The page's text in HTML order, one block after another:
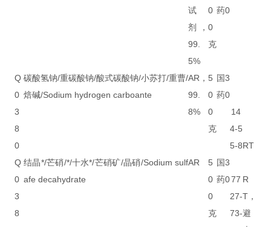
试
剂，
99.
5%
0
0
克
药0
Q
0
3
8
0
碳酸氢钠/重碳酸钠/酸式碳酸钠/小苏打/重曹/
焙碱/Sodium hydrogen carboante
AR，
99.
8%
5
0
0
克
国
药
3
0
14
4-5
5-8RT
Q
0
3
8
结晶*/芒硝/*/十水*/芒硝矿/晶硝/Sodium sulf
afe decahydrate
AR
5
0
0
克
国
药
3
077
27-
73-
R
T，
避